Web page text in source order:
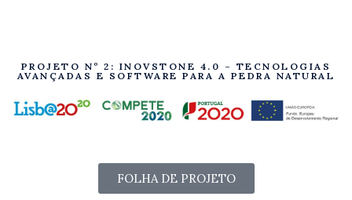
PROJETO Nº 2: INOVSTONE 4.0 – TECNOLOGIAS
AVANÇADAS E SOFTWARE PARA A PEDRA NATURAL
FOLHA DE PROJETO